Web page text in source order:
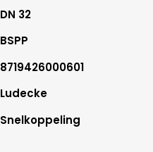
DN 32
BSPP
8719426000601
Ludecke
Snelkoppeling